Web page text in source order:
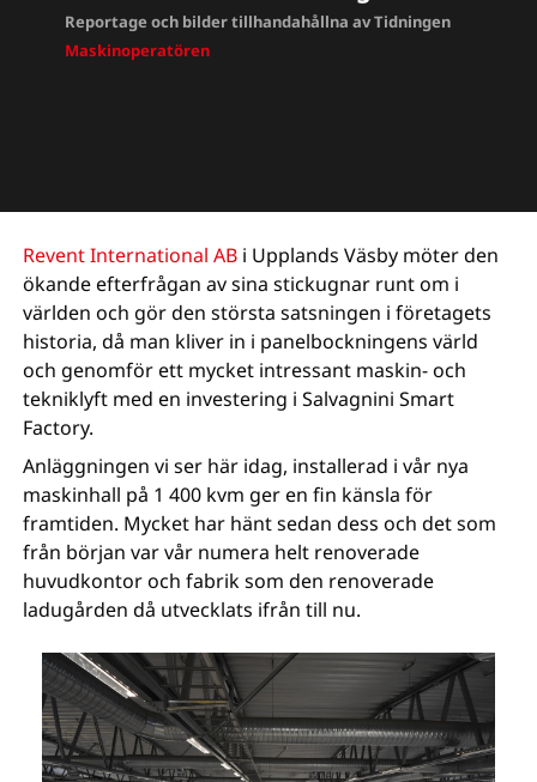
Reportage och bilder tillhandahållna av Tidningen
Maskinoperatören
Revent International AB i Upplands Väsby möter den
ökande efterfrågan av sina stickugnar runt om i
världen och gör den största satsningen i företagets
historia, då man kliver in i panelbockningens värld
och genomför ett mycket intressant maskin- och
tekniklyft med en investering i Salvagnini Smart
Factory.
Anläggningen vi ser här idag, installerad i vår nya
maskinhall på 1 400 kvm ger en fin känsla för
framtiden. Mycket har hänt sedan dess och det som
från början var vår numera helt renoverade
huvudkontor och fabrik som den renoverade
ladugården då utvecklats ifrån till nu.